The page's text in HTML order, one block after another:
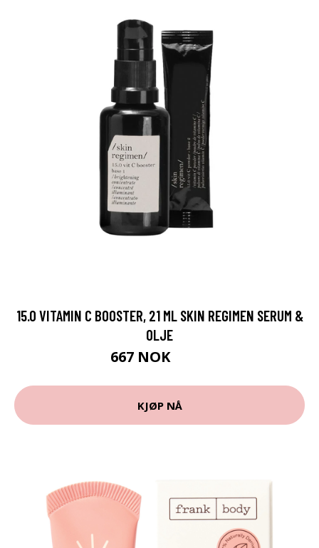
15.0 VITAMIN C BOOSTER, 21 ML SKIN REGIMEN SERUM &
OLJE
667 NOK
KJØP NÅ